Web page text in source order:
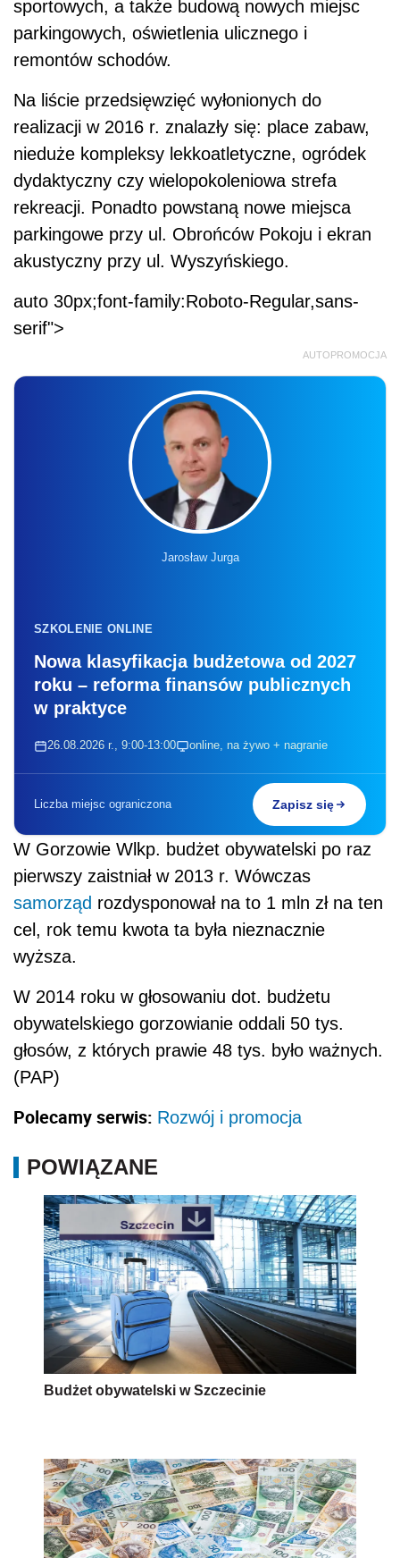
sportowych, a także budową nowych miejsc
parkingowych, oświetlenia ulicznego i
remontów schodów.
Na liście przedsięwzięć wyłonionych do
realizacji w 2016 r. znalazły się: place zabaw,
nieduże kompleksy lekkoatletyczne, ogródek
dydaktyczny czy wielopokoleniowa strefa
rekreacji. Ponadto powstaną nowe miejsca
parkingowe przy ul. Obrońców Pokoju i ekran
akustyczny przy ul. Wyszyńskiego.
auto 30px;font-family:Roboto-Regular,sans-
serif">
AUTOPROMOCJA
Jarosław Jurga
SZKOLENIE ONLINE
Nowa klasyfikacja budżetowa od 2027
roku – reforma finansów publicznych
w praktyce
26.08.2026 r., 9:00-13:00 online, na żywo + nagranie
Liczba miejsc ograniczona Zapisz się
W Gorzowie Wlkp. budżet obywatelski po raz
pierwszy zaistniał w 2013 r. Wówczas
samorząd rozdysponował na to 1 mln zł na ten
cel, rok temu kwota ta była nieznacznie
wyższa.
W 2014 roku w głosowaniu dot. budżetu
obywatelskiego gorzowianie oddali 50 tys.
głosów, z których prawie 48 tys. było ważnych.
(PAP)
Polecamy serwis: Rozwój i promocja
POWIĄZANE
Budżet obywatelski w Szczecinie